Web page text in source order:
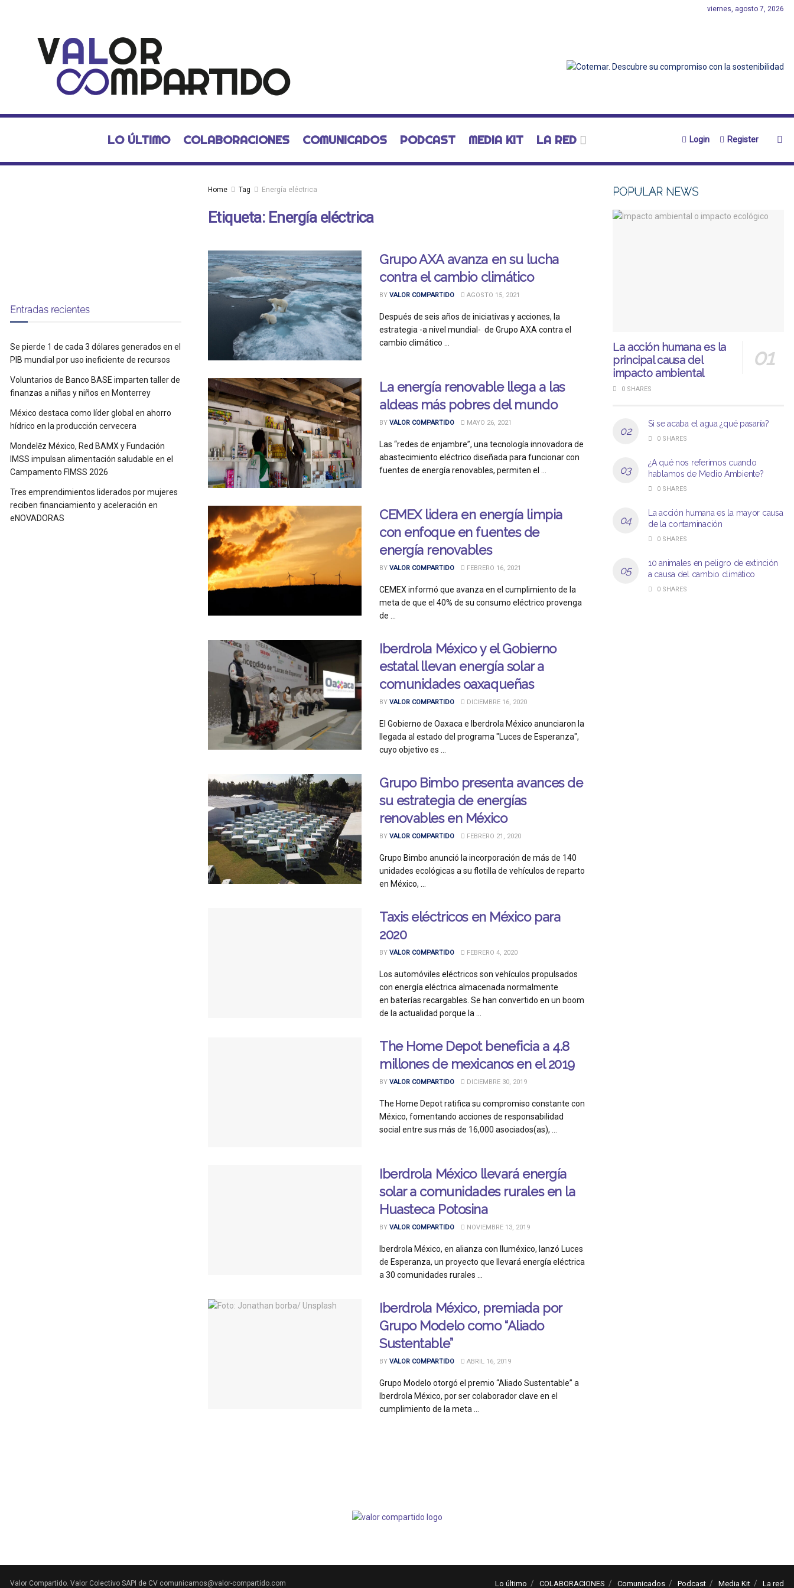
viernes, agosto 7, 2026
LO ÚLTIMO COLABORACIONES COMUNICADOS PODCAST MEDIA KIT LA RED Login Register
Home Tag Energía eléctrica
Etiqueta: Energía eléctrica
Grupo AXA avanza en su lucha
contra el cambio climático
BY VALOR COMPARTIDO AGOSTO 15, 2021
Después de seis años de iniciativas y acciones, la
estrategia -a nivel mundial- de Grupo AXA contra el
cambio climático ...
La energía renovable llega a las
aldeas más pobres del mundo
BY VALOR COMPARTIDO MAYO 26, 2021
Las “redes de enjambre”, una tecnología innovadora de
abastecimiento eléctrico diseñada para funcionar con
fuentes de energía renovables, permiten el ...
CEMEX lidera en energía limpia
con enfoque en fuentes de
energía renovables
BY VALOR COMPARTIDO FEBRERO 16, 2021
CEMEX informó que avanza en el cumplimiento de la
meta de que el 40% de su consumo eléctrico provenga
de ...
Iberdrola México y el Gobierno
estatal llevan energía solar a
comunidades oaxaqueñas
BY VALOR COMPARTIDO DICIEMBRE 16, 2020
El Gobierno de Oaxaca e Iberdrola México anunciaron la
llegada al estado del programa "Luces de Esperanza",
cuyo objetivo es ...
Grupo Bimbo presenta avances de
su estrategia de energías
renovables en México
BY VALOR COMPARTIDO FEBRERO 21, 2020
Grupo Bimbo anunció la incorporación de más de 140
unidades ecológicas a su flotilla de vehículos de reparto
en México, ...
Taxis eléctricos en México para
2020
BY VALOR COMPARTIDO FEBRERO 4, 2020
Los automóviles eléctricos son vehículos propulsados
con energía eléctrica almacenada normalmente
en baterías recargables. Se han convertido en un boom
de la actualidad porque la ...
The Home Depot beneficia a 4.8
millones de mexicanos en el 2019
BY VALOR COMPARTIDO DICIEMBRE 30, 2019
The Home Depot ratifica su compromiso constante con
México, fomentando acciones de responsabilidad
social entre sus más de 16,000 asociados(as), ...
Iberdrola México llevará energía
solar a comunidades rurales en la
Huasteca Potosina
BY VALOR COMPARTIDO NOVIEMBRE 13, 2019
Iberdrola México, en alianza con Iluméxico, lanzó Luces
de Esperanza, un proyecto que llevará energía eléctrica
a 30 comunidades rurales ...
Iberdrola México, premiada por
Grupo Modelo como “Aliado
Sustentable”
BY VALOR COMPARTIDO ABRIL 16, 2019
Grupo Modelo otorgó el premio “Aliado Sustentable” a
Iberdrola México, por ser colaborador clave en el
cumplimiento de la meta ...
Entradas recientes
Se pierde 1 de cada 3 dólares generados en el
PIB mundial por uso ineficiente de recursos
Voluntarios de Banco BASE imparten taller de
finanzas a niñas y niños en Monterrey
México destaca como líder global en ahorro
hídrico en la producción cervecera
Mondelēz México, Red BAMX y Fundación
IMSS impulsan alimentación saludable en el
Campamento FIMSS 2026
Tres emprendimientos liderados por mujeres
reciben financiamiento y aceleración en
eNOVADORAS
POPULAR NEWS
La acción humana es la
principal causa del
impacto ambiental
0 SHARES
Si se acaba el agua ¿qué pasaría?
0 SHARES
¿A qué nos referimos cuando
hablamos de Medio Ambiente?
0 SHARES
La acción humana es la mayor causa
de la contaminación
0 SHARES
10 animales en peligro de extinción
a causa del cambio climático
0 SHARES
Lo último COLABORACIONES Comunicados Podcast Media Kit La red
Valor Compartido. Valor Colectivo SAPI de CV comunicamos@valor-compartido.com